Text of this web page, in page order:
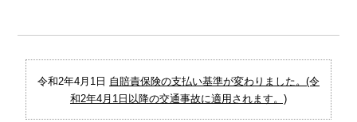
令和2年4月1日 自賠責保険の支払い基準が変わりました。(令
和2年4月1日以降の交通事故に適用されます。)